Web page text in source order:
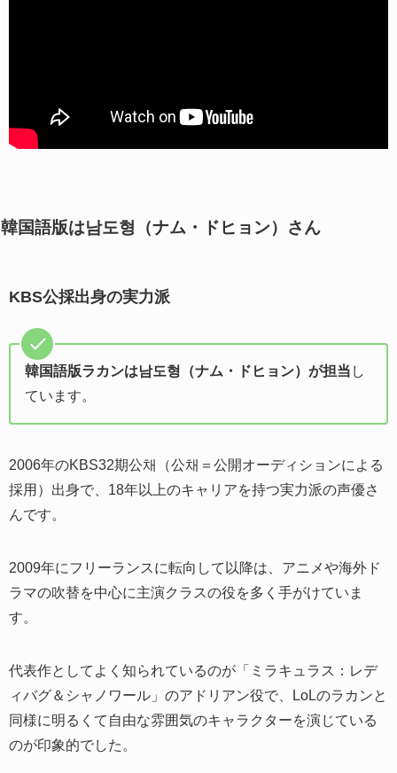
韓国語版は남도형（ナム・ドヒョン）さん
KBS公採出身の実力派
韓国語版ラカンは남도형（ナム・ドヒョン）が担当 し
ています。
2006年のKBS32期公채（公채＝公開オーディションによる
採用）出身で、18年以上のキャリアを持つ実力派の声優さ
んです。
2009年にフリーランスに転向して以降は、アニメや海外ド
ラマの吹替を中心に主演クラスの役を多く手がけていま
す。
代表作としてよく知られているのが「ミラキュラス：レデ
ィバグ＆シャノワール」のアドリアン役で、LoLのラカンと
同様に明るくて自由な雰囲気のキャラクターを演じている
のが印象的でした。